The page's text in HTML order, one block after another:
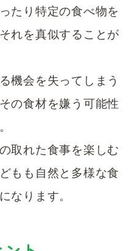
たり特定の食べ物を
れを真似することが
機会を失ってしまう
の食材を嫌う可能性
取れた食事を楽しむ
もも自然と多様な食
なります。